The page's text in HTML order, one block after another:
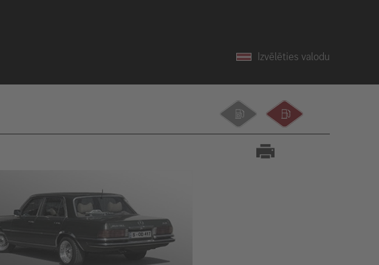
Izvēlēties valodu